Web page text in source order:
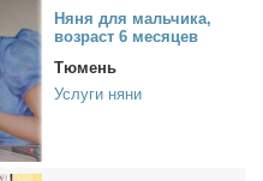
Ня­ня для маль­чи­ка,
воз­раст 6 ме­ся­цев
Тюмень
Услуги няни